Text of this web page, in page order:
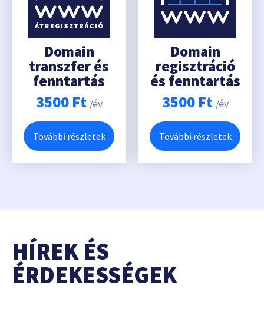
Domain
transzfer és
fenntartás
3500 Ft /év
További részletek
Domain
regisztráció
és fenntartás
3500 Ft /év
További részletek
HÍREK ÉS
ÉRDEKESSÉGEK